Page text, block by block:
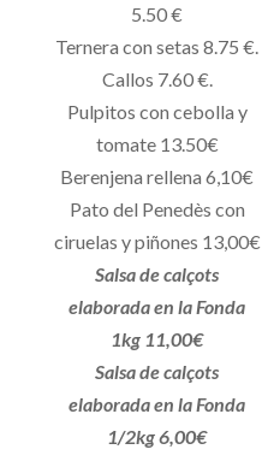
5.50 €
Ternera con setas 8.75 €.
Callos 7.60 €.
Pulpitos con cebolla y
tomate 13.50€
Berenjena rellena 6,10€
Pato del Penedès con
ciruelas y piñones 13,00€
Salsa de calçots
elaborada en la Fonda
1kg 11,00€
Salsa de calçots
elaborada en la Fonda
1/2kg 6,00€